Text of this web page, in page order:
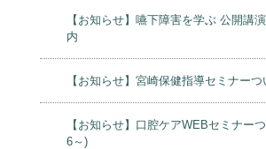
【お知らせ】嚥下障害を学ぶ 公開講
内
【お知らせ】宮崎保健指導セミナー
【お知らせ】口腔ケアWEBセミナー
6～)